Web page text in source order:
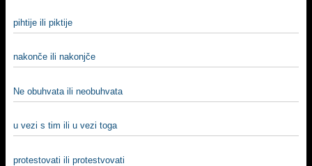
pihtije ili piktije
nakonče ili nakonjče
Ne obuhvata ili neobuhvata
u vezi s tim ili u vezi toga
protestovati ili protestvovati